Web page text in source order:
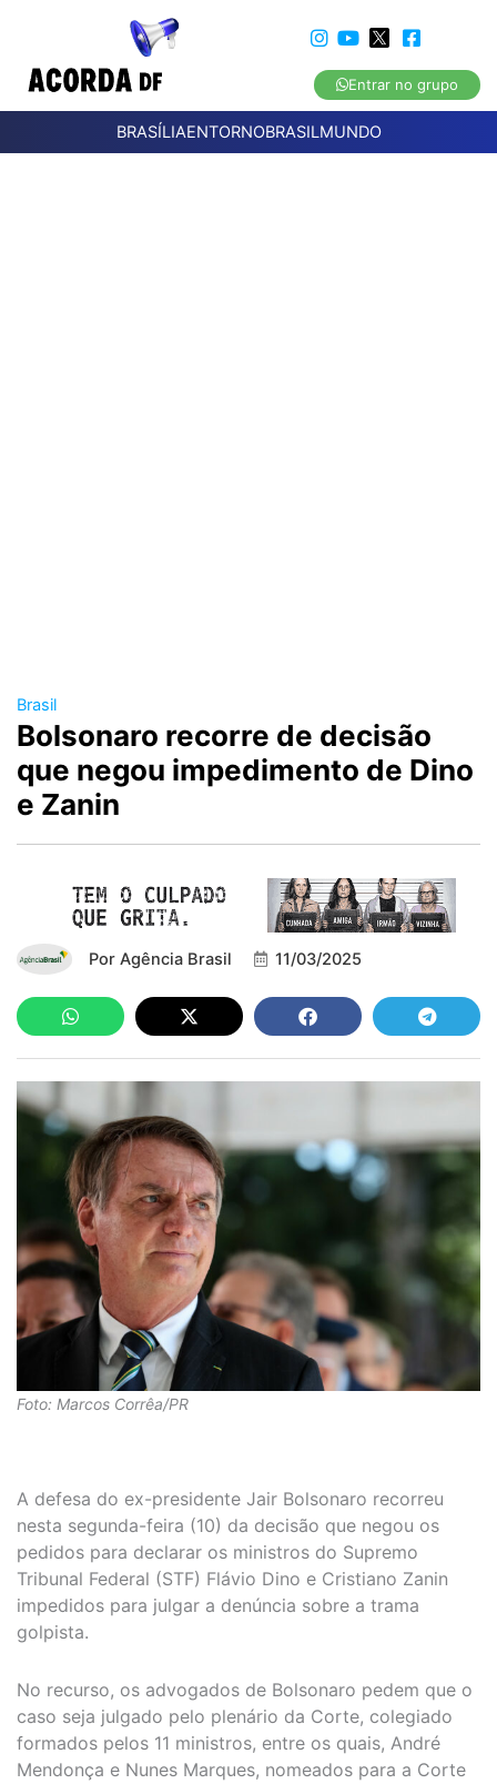
Entrar no grupo
BRASÍLIAENTORNOBRASILMUNDO
Brasil
Bolsonaro recorre de decisão
que negou impedimento de Dino
e Zanin
Por Agência Brasil 11/03/2025
Foto: Marcos Corrêa/PR
A defesa do ex-presidente Jair Bolsonaro recorreu
nesta segunda-feira (10) da decisão que negou os
pedidos para declarar os ministros do Supremo
Tribunal Federal (STF) Flávio Dino e Cristiano Zanin
impedidos para julgar a denúncia sobre a trama
golpista.
No recurso, os advogados de Bolsonaro pedem que o
caso seja julgado pelo plenário da Corte, colegiado
formados pelos 11 ministros, entre os quais, André
Mendonça e Nunes Marques, nomeados para a Corte